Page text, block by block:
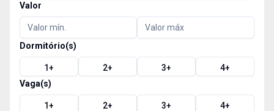
Valor
Dormitório(s)
1+ 2+ 3+ 4+
Vaga(s)
1+ 2+ 3+ 4+